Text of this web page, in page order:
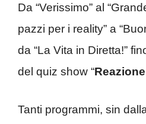
Da “Verissimo” al
pazzi per i reality” a
da “La Vita in Diretta!”
del quiz show “
Tanti programmi, sin